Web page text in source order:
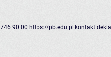
90 00 https://pb.edu.pl kontakt